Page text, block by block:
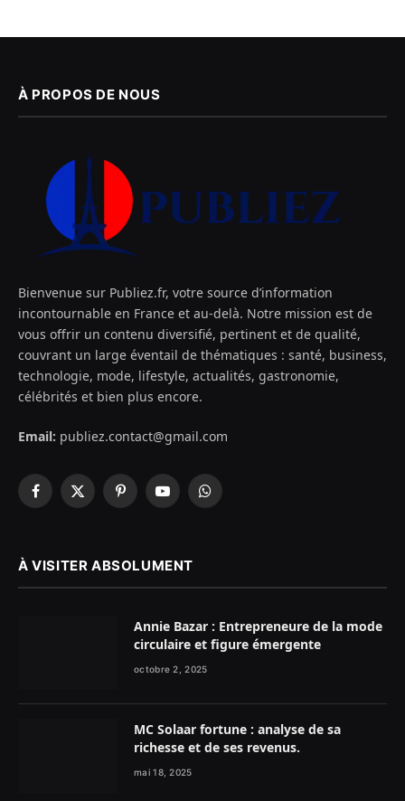
À PROPOS DE NOUS
Bienvenue sur Publiez.fr, votre source d’information
incontournable en France et au-delà. Notre mission est de
vous offrir un contenu diversifié, pertinent et de qualité,
couvrant un large éventail de thématiques : santé, business,
technologie, mode, lifestyle, actualités, gastronomie,
célébrités et bien plus encore.
Email: publiez.contact@gmail.com
Facebook
X
PinterestYouTubeWhatsApp
À VISITER ABSOLUMENT
Annie Bazar : Entrepreneure de la mode
circulaire et figure émergente
octobre 2, 2025
MC Solaar fortune : analyse de sa
richesse et de ses revenus.
mai 18, 2025